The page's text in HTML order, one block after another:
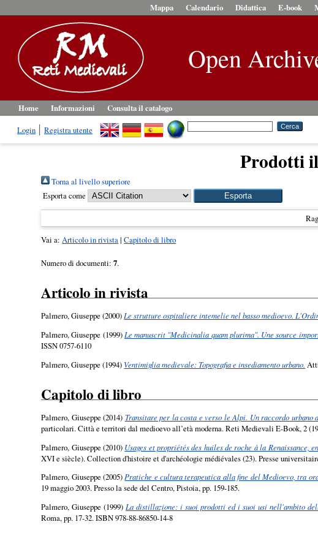
Mappa Calendario Didattica E-book
Open
Home Informazioni
Consulta il catalogo
Login
Registra utente
Prodotti
Torna al livello superiore
Esporta come
Vai a:Articolo in rivista|Capitolo di libro
Numero di documenti:7.
Articolo in rivista
Palmero, Giuseppe (2000)Le strutture ospitaliere intemelie nel basso medioevo.
Palmero, Giuseppe (1999) Le manuscrit "Medicinalia quam plurima". Une source
ISSN 0757-6110
Palmero, Giuseppe (1994) Ventimiglia medievale: Topografia e insediamento urbano.
Capitolo di libro
Palmero, Giuseppe (2014) Transitare per la costa e verso le Alpi. Un raccordo urbano
particolari. Città e territori dal medioevo all’età moderna. Reti Medievali E-Book, 2
Palmero, Giuseppe (2010) Usages et propriétés des huiles de roche à la
XVI e siècle). Collection d'histoire et d'archéologie médiévales (23). Presse
Palmero, Giuseppe (2005)Pratiche e cultura terapeutica alla fine del Medioevo, tra
19 maggio 2003. Presso la sede del Centro, Pistoia, pp. 159-185.
Palmero, Giuseppe (1999)La distillazione: i suoi prodotti ed i suoi usi nell'ambito
Roma, pp. 17-32. ISBN 978-88-86850-14-8